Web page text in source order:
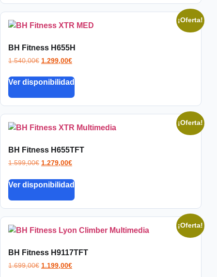
¡Oferta!
BH Fitness H655H
1.540,00€ 1.299,00€
Ver disponibilidad
¡Oferta!
BH Fitness H655TFT
1.599,00€ 1.279,00€
Ver disponibilidad
¡Oferta!
BH Fitness H9117TFT
1.699,00€ 1.199,00€